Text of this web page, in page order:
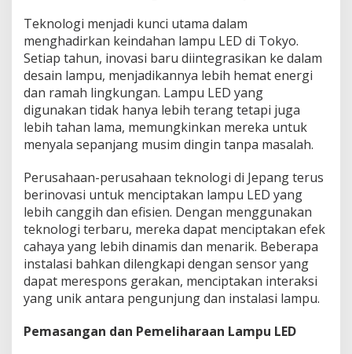
Teknologi menjadi kunci utama dalam
menghadirkan keindahan lampu LED di Tokyo.
Setiap tahun, inovasi baru diintegrasikan ke dalam
desain lampu, menjadikannya lebih hemat energi
dan ramah lingkungan. Lampu LED yang
digunakan tidak hanya lebih terang tetapi juga
lebih tahan lama, memungkinkan mereka untuk
menyala sepanjang musim dingin tanpa masalah.
Perusahaan-perusahaan teknologi di Jepang terus
berinovasi untuk menciptakan lampu LED yang
lebih canggih dan efisien. Dengan menggunakan
teknologi terbaru, mereka dapat menciptakan efek
cahaya yang lebih dinamis dan menarik. Beberapa
instalasi bahkan dilengkapi dengan sensor yang
dapat merespons gerakan, menciptakan interaksi
yang unik antara pengunjung dan instalasi lampu.
Pemasangan dan Pemeliharaan Lampu LED